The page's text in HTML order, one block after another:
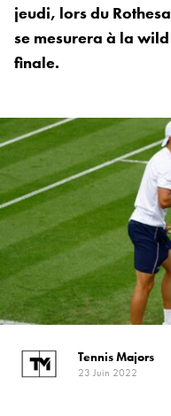
jeudi, lors du
se mesurera à la
finale.
Tennis Majors
23 Juin 2022